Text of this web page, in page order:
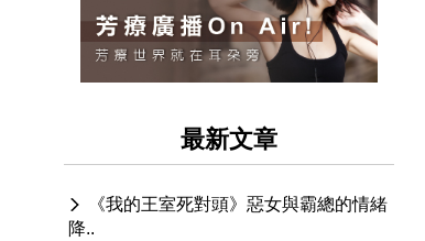
最新文章
《我的王室死對頭》惡女與霸總的情緒
降..